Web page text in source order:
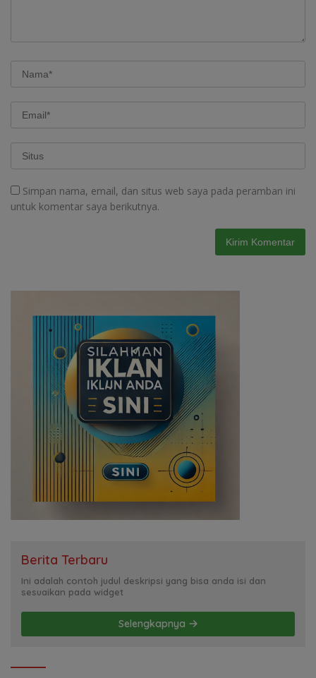
Simpan nama, email, dan situs web saya pada peramban ini
untuk komentar saya berikutnya.
Berita Terbaru
Ini adalah contoh judul deskripsi yang bisa anda isi dan
sesuaikan pada widget
Selengkapnya